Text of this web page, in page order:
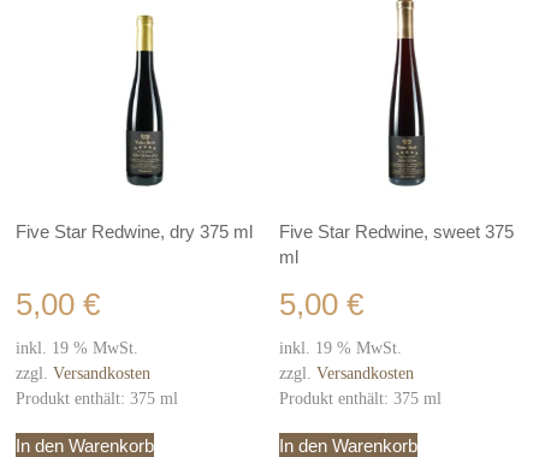
Five Star Redwine, dry 375 ml
5,00€
inkl. 19 % MwSt.
zzgl.Versandkosten
Produkt enthält: 375ml
In den Warenkorb
Five Star Redwine, sweet 375
ml
5,00€
inkl. 19 % MwSt.
zzgl.Versandkosten
Produkt enthält: 375ml
In den Warenkorb